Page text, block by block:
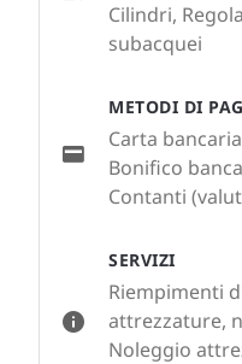
SERVIZI
Riempimenti
attrezzature,
Noleggio
Cilindri,
subacquei
METODI DI
Carta
Bonifico
Contanti